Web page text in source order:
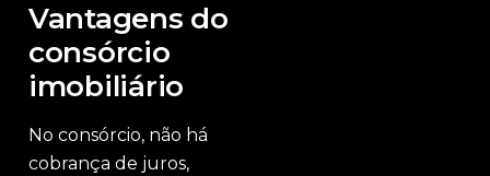
Vantagens do
consórcio
imobiliário
No consórcio, não há
cobrança de juros,